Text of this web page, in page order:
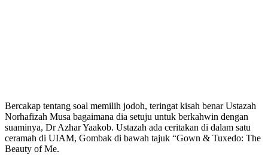
Bercakap tentang soal memilih jodoh, teringat kisah benar Ustazah
Norhafizah Musa bagaimana dia setuju untuk berkahwin dengan
suaminya, Dr Azhar Yaakob. Ustazah ada ceritakan di dalam satu
ceramah di UIAM, Gombak di bawah tajuk “Gown & Tuxedo: The
Beauty of Me.